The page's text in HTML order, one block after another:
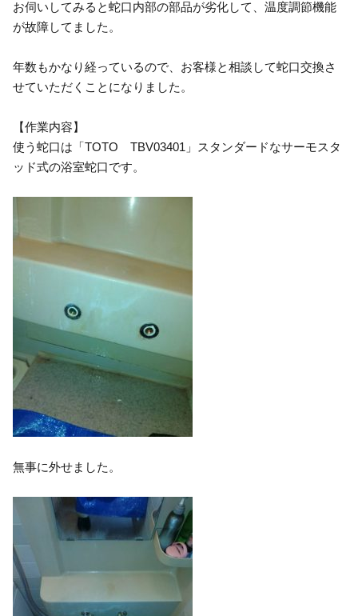
お伺いしてみると蛇口内部の部品が劣化して、温度調節機能
が故障してました。
年数もかなり経っているので、お客様と相談して蛇口交換さ
せていただくことになりました。
【作業内容】
使う蛇口は「TOTO TBV03401」スタンダードなサーモスタ
ッド式の浴室蛇口です。
無事に外せました。